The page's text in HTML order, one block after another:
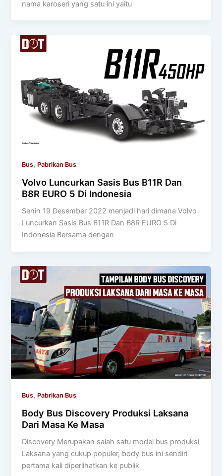
nama karoseri yang satu ini yaitu
Bus, Pabrikan Bus
Volvo Luncurkan Sasis Bus B11R Dan
B8R EURO 5 Di Indonesia
Senin 19 Desember 2022 menjadi hari dimana Volvo
Luncurkan Sasis Bus B11R Dan B8R EURO 5 Di
Indonesia Bersama dengan
Bus, Pabrikan Bus
Body Bus Discovery Produksi Laksana
Dari Masa Ke Masa
Discovery Merupakan salah satu model bus produksi
Laksana yang cukup populer, body bus ini sendiri
pertama kali diperlihatkan ke publik